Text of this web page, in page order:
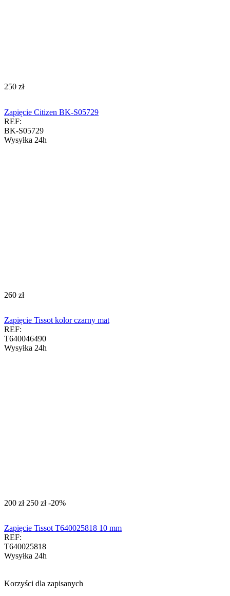
‍250‍ zł
Zapięcie Citizen BK-S05729
REF:
BK-S05729
Wysyłka 24h
‍260‍ zł
Zapięcie Tissot kolor czarny mat
REF:
T640046490
Wysyłka 24h
‍200‍ zł ‍250‍ zł -20%
Zapięcie Tissot T640025818 10 mm
REF:
T640025818
Wysyłka 24h
Korzyści dla zapisanych